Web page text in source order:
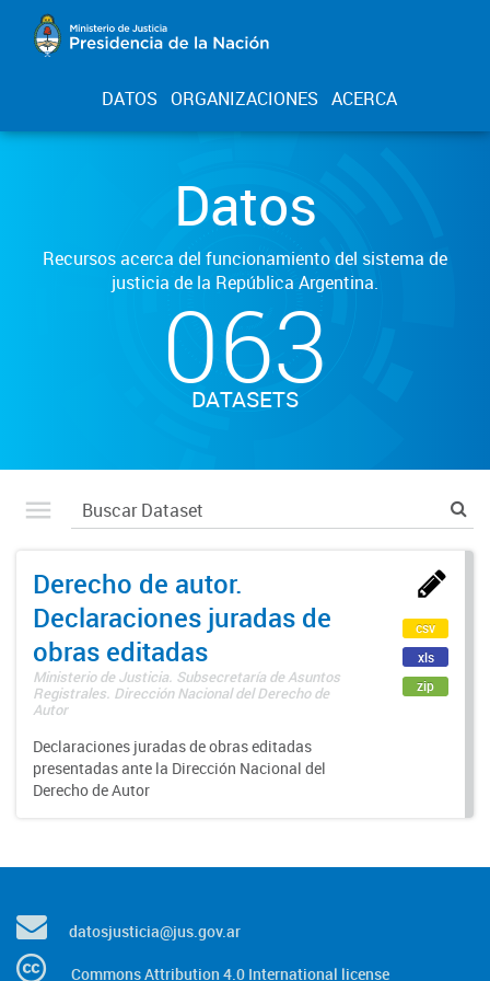
DATOS ORGANIZACIONES ACERCA
Datos
Recursos acerca del funcionamiento del sistema de
justicia de la República Argentina.
063
DATASETS
Derecho de autor.
Declaraciones juradas de
obras editadas
Ministerio de Justicia. Subsecretaría de Asuntos
Registrales. Dirección Nacional del Derecho de
Autor
Declaraciones juradas de obras editadas
presentadas ante la Dirección Nacional del
Derecho de Autor
csv
xls
zip
datosjusticia@jus.gov.ar
Commons Attribution 4.0 International license